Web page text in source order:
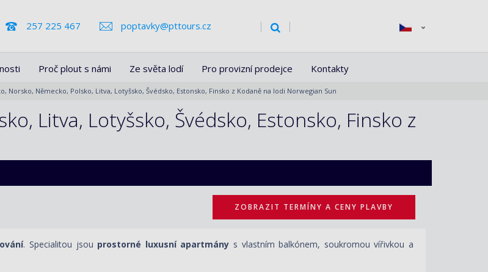
257 225 467 poptavky@pttours.cz
Proč plout s námi Ze světa lodí Pro provizní prodejce Kontakty
Norsko, Německo, Polsko, Litva, Lotyšsko, Švédsko, Estonsko, Finsko z Kodaně na lodi Norwegian Sun
Litva, Lotyšsko, Švédsko, Estonsko, Finsko z
ZOBRAZIT TERMÍNY A CENY PLAVBY
. Specialitou jsou prostorné luxusní apartmány s vlastním balkónem, soukromou vířivkou a